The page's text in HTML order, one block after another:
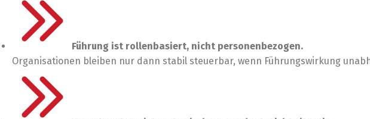
Führung ist rollenbasiert, nicht personenbezogen.
Organisationen bleiben nur dann stabil steuerbar, wenn Führungswirkung